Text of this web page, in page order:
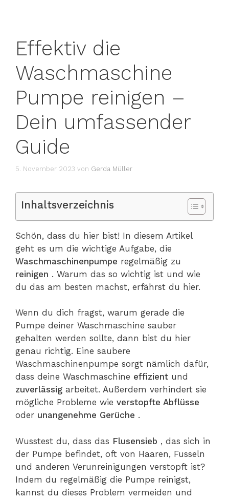
Effektiv die
Waschmaschine
Pumpe reinigen –
Dein umfassender
Guide
5. November 2023 von Gerda Müller
Inhaltsverzeichnis
Schön, dass du hier bist! In diesem Artikel
geht es um die wichtige Aufgabe, die
Waschmaschinenpumpe regelmäßig zu
reinigen . Warum das so wichtig ist und wie
du das am besten machst, erfährst du hier.
Wenn du dich fragst, warum gerade die
Pumpe deiner Waschmaschine sauber
gehalten werden sollte, dann bist du hier
genau richtig. Eine saubere
Waschmaschinenpumpe sorgt nämlich dafür,
dass deine Waschmaschine effizient und
zuverlässig arbeitet. Außerdem verhindert sie
mögliche Probleme wie verstopfte Abflüsse
oder unangenehme Gerüche .
Wusstest du, dass das Flusensieb , das sich in
der Pumpe befindet, oft von Haaren, Fusseln
und anderen Verunreinigungen verstopft ist?
Indem du regelmäßig die Pumpe reinigst,
kannst du dieses Problem vermeiden und